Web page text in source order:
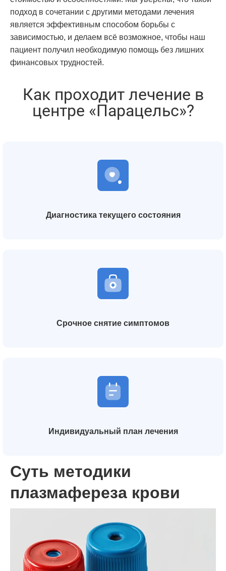
подход в сочетании с другими методами лечения
является эффективным способом борьбы с
зависимостью, и делаем всё возможное, чтобы наш
пациент получил необходимую помощь без лишних
финансовых трудностей.
Как проходит лечение в
центре «Парацельс»?
Диагностика текущего состояния
Срочное снятие симптомов
Индивидуальный план лечения
Суть методики
плазмафереза крови